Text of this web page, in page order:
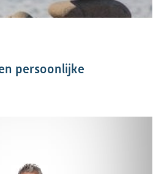
persoonlijke